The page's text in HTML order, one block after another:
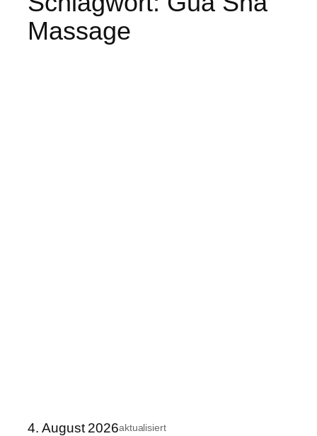
Massage
4. August 2026aktualisiert